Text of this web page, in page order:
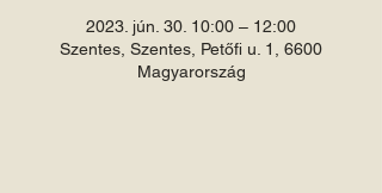
2023. jún. 30. 10:00 – 12:00
Szentes, Szentes, Petőfi u. 1, 6600
Magyarország